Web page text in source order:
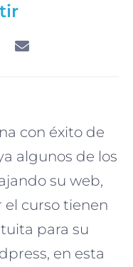
con éxito de
algunos de los
su web,
curso tienen
para su
en esta